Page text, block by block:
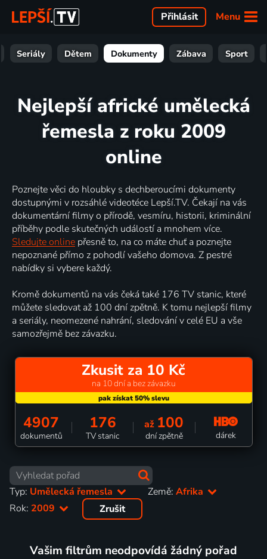
Menu
Přihlásit
Seriály Dětem Dokumenty Zábava Sport
Nejlepší africké umělecká
řemesla z roku 2009
online
Poznejte věci do hloubky s dechberoucími dokumenty
dostupnými v rozsáhlé videotéce Lepší.TV. Čekají na vás
dokumentární filmy o přírodě, vesmíru, historii, kriminální
příběhy podle skutečných událostí a mnohem více.
Sledujte online přesně to, na co máte chuť a poznejte
nepoznané přímo z pohodlí vašeho domova. Z pestré
nabídky si vybere každý.
Kromě dokumentů na vás čeká také 176 TV stanic, které
můžete sledovat až 100 dní zpětně. K tomu nejlepší filmy
a seriály, neomezené nahrání, sledování v celé EU a vše
samozřejmě bez závazku.
Zkusit za 10 Kč
na 10 dní a bez závazku
4907
dokumentů
176
TV stanic
až 100
dní zpětně dárek
Typ: Umělecká řemesla Země:Afrika
Rok: 2009 Zrušit
Vašim filtrům neodpovídá žádný pořad